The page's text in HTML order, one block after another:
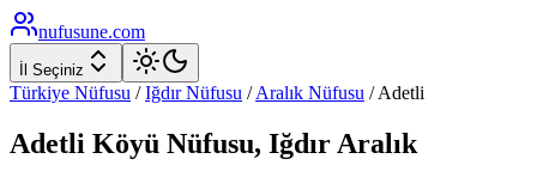
nufusune.com
İl Seçiniz
Türkiye Nüfusu / IğdırNüfusu / Aralık Nüfusu /Adetli
Adetli Köyü Nüfusu, Iğdır Aralık